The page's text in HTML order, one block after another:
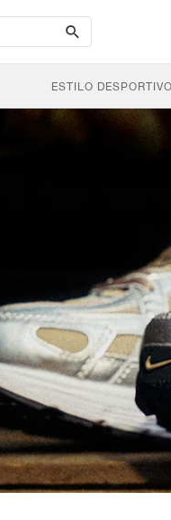
search-
btn
ESTILO DESPORTIVO